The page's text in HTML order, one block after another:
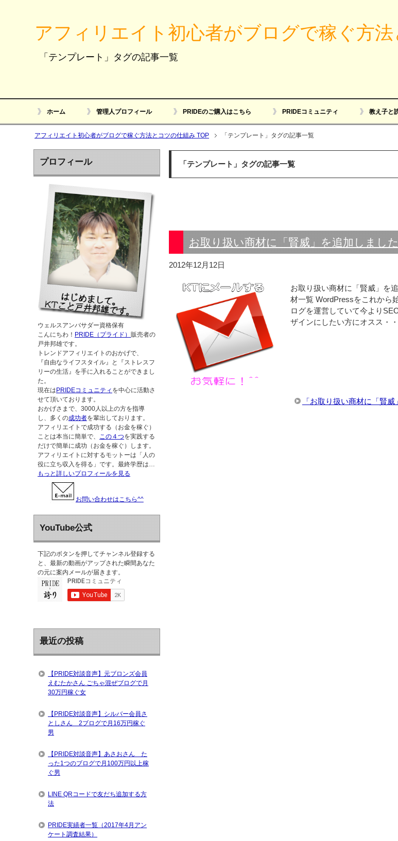
アフィリエイト初心者がブログで稼ぐ方
「テンプレート」タグの記事一覧
ホーム 管理人プロフィール PRIDEのご購入はこちら PRIDEコミュニティ 教え子と
アフィリエイト初心者がブログで稼ぐ方法とコツの仕組み TOP 「テンプレート」タグの記事一覧
「テンプレート」タグの記事一覧
お取り扱い商材に「賢威」を追加しました
2012年12月12日
お取り扱い商材に「賢威」を
材一覧 WordPressをこれから
ログを運営していて今より
ザインにしたい方にオスス・・
「お取り扱い商材に「賢
プロフィール
ウェルスアンバサダー資格保有
こんにちわ！ PRIDE（プライド） 販売者の
戸井邦雄です。
トレンドアフィリエイトのおかげで、
『自由なライフスタイル』と『ストレスフ
リーの生活』を手に入れることができまし
た。
現在はPRIDEコミュニティ を中心に活動さ
せて頂いております。
おかげさまで、3000人以上の方を指導
し、多くの成功者を輩出しております。
アフィリエイトで成功する（お金を稼ぐ）
ことは本当に簡単で、
この４つを実践する
だけで簡単に成功（お金を稼ぐ）します。
アフィリエイトに対するモットーは「人の
役に立ち収入を得る」です。最終学歴は…
もっと詳しいプロフィールを見る
お問い合わせはこちら^^
YouTube公式
下記のボタンを押してチャンネル登録する
と、最新の動画がアップされた瞬間あなた
の元に案内メールが届きます。
最近の投稿
【PRIDE対談音声】元ブロンズ会員
えむたかさん ごちゃ混ぜブログで月
30万円稼ぐ女
【PRIDE対談音声】シルバー会員さ
としさん 2ブログで月16万円稼ぐ
男
【PRIDE対談音声】あさおさん た
った1つのブログで月100万円以上稼
ぐ男
LINE QRコードで友だち追加する方
法
PRIDE実績者一覧（2017年4月アン
ケート調査結果）